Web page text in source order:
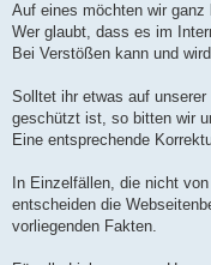
Auf eines möchten wir ganz
Wer glaubt, dass es im
Bei Verstößen kann und
Solltet ihr etwas auf
geschützt ist, so bitten wir
Eine entsprechende
In Einzelfällen, die nicht
entscheiden die
vorliegenden Fakten.